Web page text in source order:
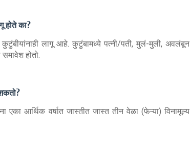
होते का?
कुटुंबीयांनाही लागू आहे. कुटुंबामध्ये पत्नी/पती, मुलं-मुली, अवलंबून
होतो.
एका आर्थिक वर्षात जास्तीत जास्त तीन वेळा (फेऱ्या) विनामूल्य